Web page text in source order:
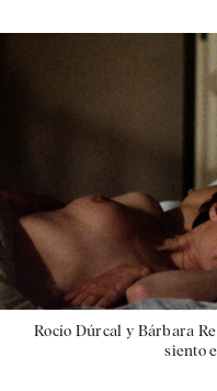
Rocío Dúrcal y Bárbara
siento